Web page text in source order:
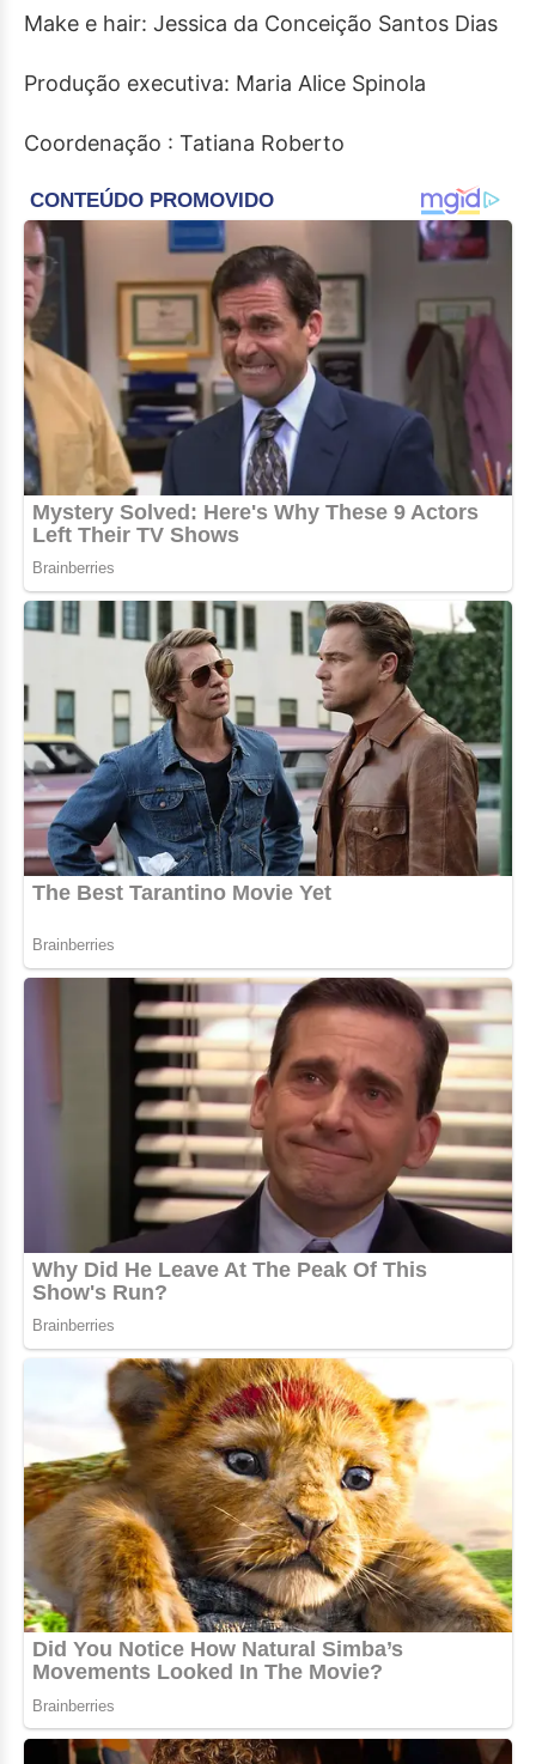
Make e hair: Jessica da Conceição Santos Dias
Produção executiva: Maria Alice Spinola
Coordenação : Tatiana Roberto